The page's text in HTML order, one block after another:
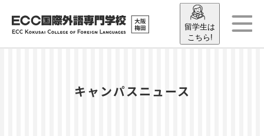
留学生は
こちら!
キャンパスニュース